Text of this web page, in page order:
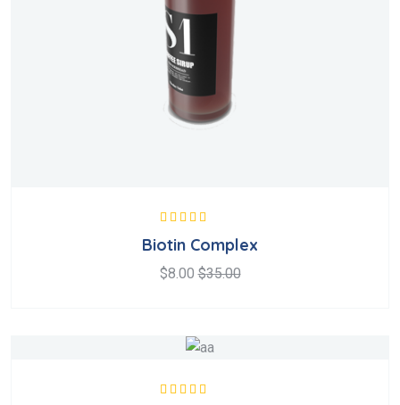
Valorado en
5.00de 5
Biotin Complex
$8.00 $35.00